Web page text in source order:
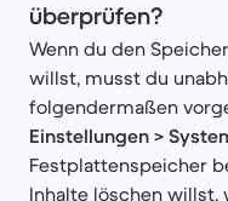
überprüfen?
Wenn du den
willst, musst du
folgendermaßen
Einstellungen >
Festplattenspeicher
Inhalte löschen